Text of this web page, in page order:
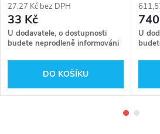
27,27 Kč bez DPH
33 Kč
U dodavatele, o dostupnosti
budete neprodleně informováni
DO KOŠÍKU
U